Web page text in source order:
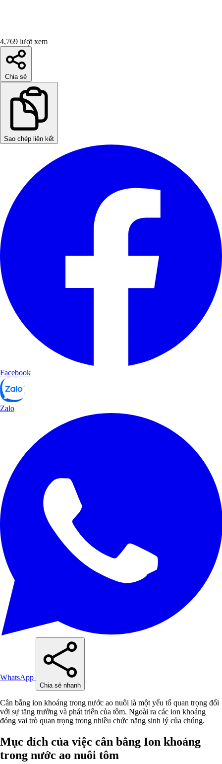
4,769 lượt xem
Chia sẻ
Sao chép liên kết
Facebook
Zalo
WhatsApp
Chia sẻ nhanh
Cân bằng ion khoáng trong nước ao nuôi là một yếu tố quan trọng đối
với sự tăng trưởng và phát triển của tôm. Ngoài ra các ion khoáng
đóng vai trò quan trọng trong nhiều chức năng sinh lý của chúng.
Mục đích của việc cân bằng Ion khoáng
trong nước ao nuôi tôm